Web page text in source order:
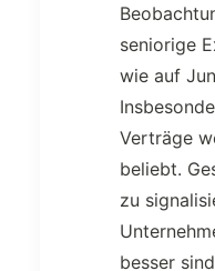
seniorige
wie auf
Verträge
beliebt.
zu
besser